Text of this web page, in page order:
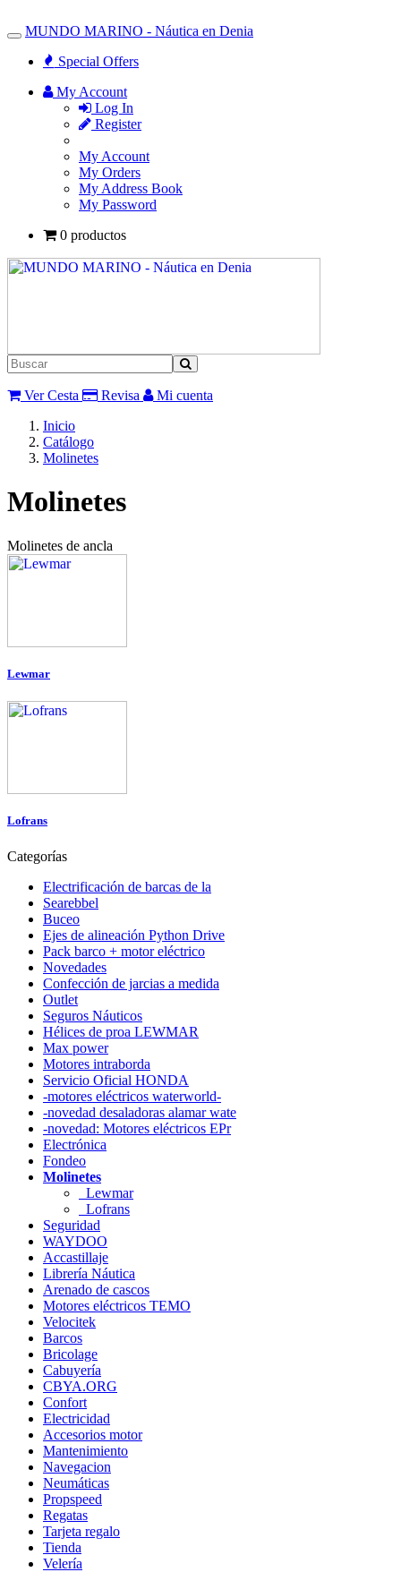
Toggle
Navigation
MUNDO MARINO - Náutica en Denia
Special Offers
My Account
Log In
Register
My Account
My Orders
My Address Book
My Password
0 productos
Ver Cesta Revisa
Mi cuenta
Inicio
Catálogo
Molinetes
Molinetes
Molinetes de ancla
Lewmar
Lofrans
Categorías
Electrificación de barcas de la
Searebbel
Buceo
Ejes de alineación Python Drive
Pack barco + motor eléctrico
Novedades
Confección de jarcias a medida
Outlet
Seguros Náuticos
Hélices de proa LEWMAR
Max power
Motores intraborda
Servicio Oficial HONDA
-motores eléctricos waterworld-
-novedad desaladoras alamar wate
-novedad: Motores eléctricos EPr
Electrónica
Fondeo
Molinetes
Lewmar
Lofrans
Seguridad
WAYDOO
Accastillaje
Librería Náutica
Arenado de cascos
Motores eléctricos TEMO
Velocitek
Barcos
Bricolage
Cabuyería
CBYA.ORG
Confort
Electricidad
Accesorios motor
Mantenimiento
Navegacion
Neumáticas
Propspeed
Regatas
Tarjeta regalo
Tienda
Velería